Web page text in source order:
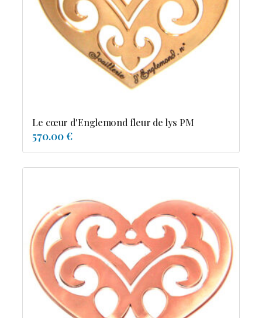
Resile
Reve-asie
Reve-de-pagode
Suspension et frissons
Diamants
Emeraude
Pierres de couleur
Saphir
rubis
saphir de couleur
tanzanite
tourmaline
Le cœur d'Englemond fleur de lys PM
570.00 €